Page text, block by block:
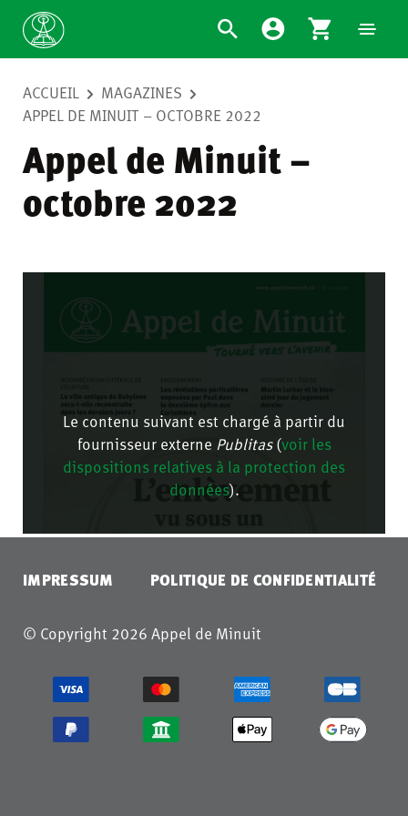
ACCUEIL
MAGAZINES
APPEL DE MINUIT – OCTOBRE 2022
Appel de Minuit –
octobre 2022
Le contenu suivant est chargé à partir du
fournisseur externe Publitas(voir les
dispositions relatives à la protection des
données).
IMPRESSUM
POLITIQUE DE CONFIDENTIALITÉ
© Copyright 2026 Appel de Minuit